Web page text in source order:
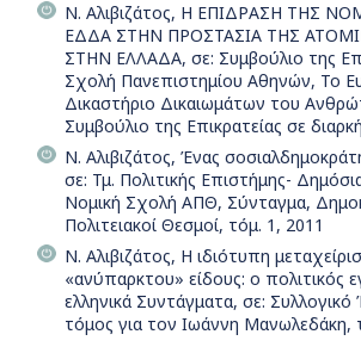
Ν. Αλιβιζάτος, Η ΕΠΙΔΡΑΣΗ ΤΗΣ
ΕΔΔΑ ΣΤΗΝ ΠΡΟΣΤΑΣΙΑ ΤΗΣ
ΣΤΗΝ ΕΛΛΑΔΑ, σε: Συμβούλιο της
Σχολή Πανεπιστημίου Αθηνών, Το
Δικαστήριο Δικαιωμάτων του
Συμβούλιο της Επικρατείας σε
Ν. Αλιβιζάτος, Ένας
σε: Τμ. Πολιτικής Επιστήμης-
Νομική Σχολή ΑΠΘ, Σύνταγμα,
Πολιτειακοί Θεσμοί, τόμ. 1, 2011
Ν. Αλιβιζάτος, Η ιδιότυπη
«ανύπαρκτου» είδους: ο πολιτικός
ελληνικά Συντάγματα, σε: Συλλογικό
τόμος για τον Ιωάννη Μανωλεδάκη,